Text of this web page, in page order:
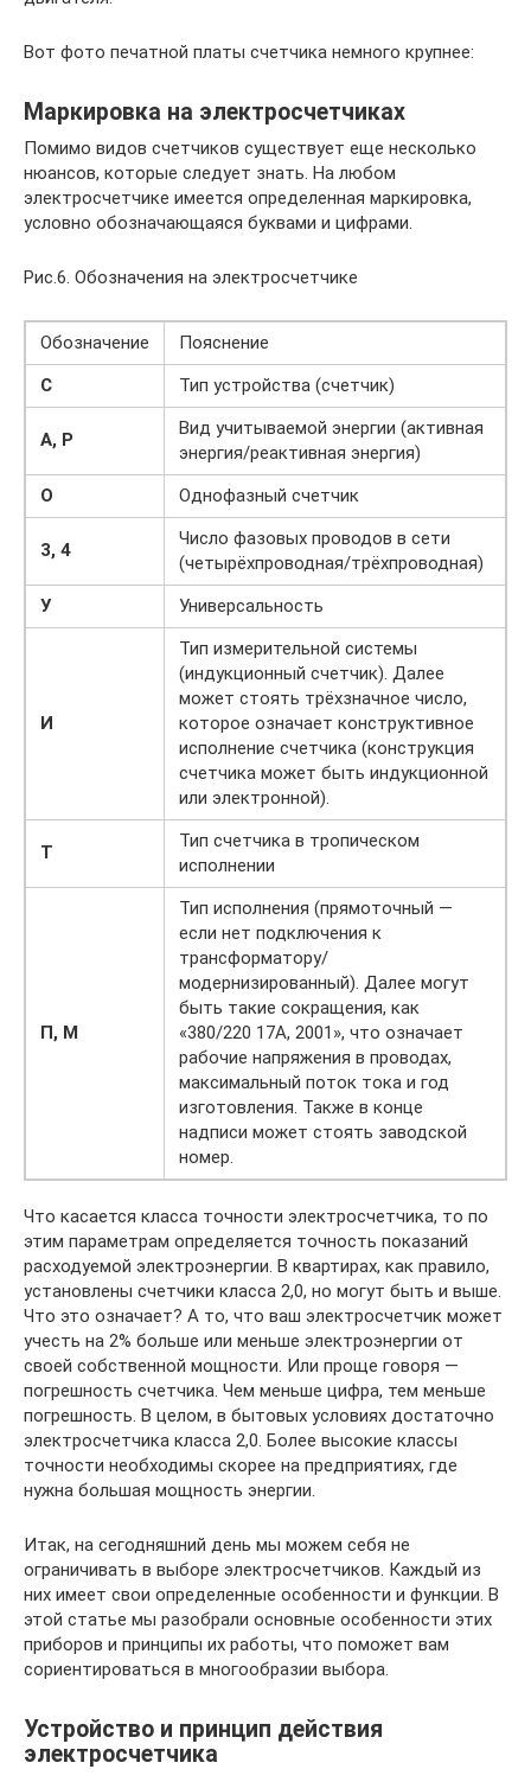
Вот фото печатной платы счетчика немного крупнее:
Маркировка на электросчетчиках
Помимо видов счетчиков существует еще несколько
нюансов, которые следует знать. На любом
электросчетчике имеется определенная маркировка,
условно обозначающаяся буквами и цифрами.
Рис.6. Обозначения на электросчетчике
Обозначение
Пояснение
С
Тип устройства (счетчик)
А, Р
Вид учитываемой энергии (активная
энергия/реактивная энергия)
О
Однофазный счетчик
3, 4
Число фазовых проводов в сети
(четырёхпроводная/трёхпроводная)
У
Универсальность
И
Тип измерительной системы
(индукционный счетчик). Далее
может стоять трёхзначное число,
которое означает конструктивное
исполнение счетчика (конструкция
счетчика может быть индукционной
или электронной).
Т
Тип счетчика в тропическом
исполнении
П, М
Тип исполнения (прямоточный —
если нет подключения к
трансформатору/
модернизированный). Далее могут
быть такие сокращения, как
«380/220 17А, 2001», что означает
рабочие напряжения в проводах,
максимальный поток тока и год
изготовления. Также в конце
надписи может стоять заводской
номер.
Что касается класса точности электросчетчика, то по
этим параметрам определяется точность показаний
расходуемой электроэнергии. В квартирах, как правило,
установлены счетчики класса 2,0, но могут быть и выше.
Что это означает? А то, что ваш электросчетчик может
учесть на 2% больше или меньше электроэнергии от
своей собственной мощности. Или проще говоря —
погрешность счетчика. Чем меньше цифра, тем меньше
погрешность. В целом, в бытовых условиях достаточно
электросчетчика класса 2,0. Более высокие классы
точности необходимы скорее на предприятиях, где
нужна большая мощность энергии.
Итак, на сегодняшний день мы можем себя не
ограничивать в выборе электросчетчиков. Каждый из
них имеет свои определенные особенности и функции. В
этой статье мы разобрали основные особенности этих
приборов и принципы их работы, что поможет вам
сориентироваться в многообразии выбора.
Устройство и принцип действия
электросчетчика